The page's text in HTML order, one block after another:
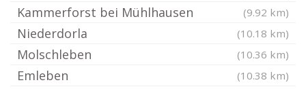
Kammerforst bei Mühlhausen (9.92 km)
Niederdorla (10.18 km)
Molschleben (10.36 km)
Emleben (10.38 km)